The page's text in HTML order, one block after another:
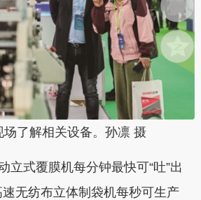
场了解相关设备。孙凛 摄
式覆膜机每分钟最快可“吐”出
无纺布立体制袋机每秒可生产